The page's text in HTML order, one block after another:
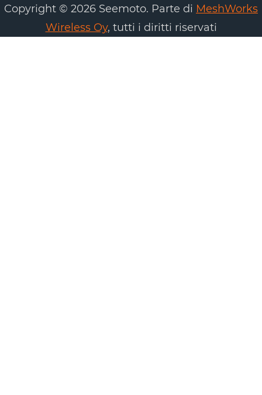
Copyright © 2026 Seemoto. Parte di MeshWorks
Wireless Oy, tutti i diritti riservati